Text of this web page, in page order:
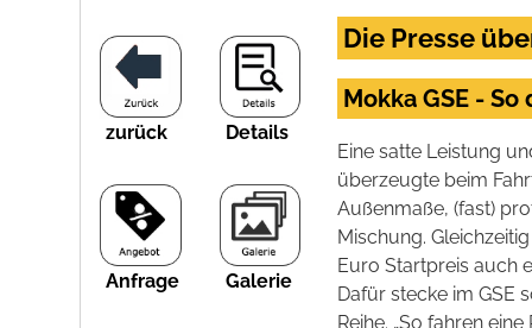
zurück Details
Anfrage Galerie
Die Presse
Mokka GSE -
Eine satte Leistung
überzeugte beim
Außenmaße, (fast)
Mischung.
Euro Startpreis auch
Dafür stecke im GSE
Reihe. „So fahren